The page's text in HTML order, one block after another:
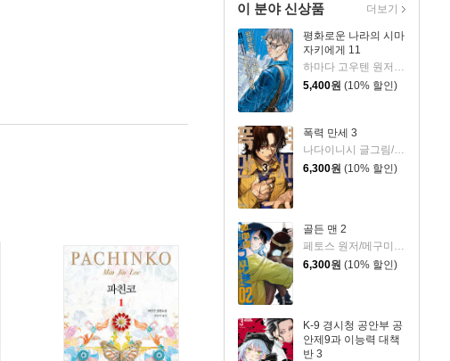
이 분야 신상품
평화로운 나라의 시마
자키에게 11
하마다 고우텐 원저/세시모 타케시 글그림
5,400원 (10% 할인)
폭력 만세 3
6,300원 (10% 할인)
골든 맨 2
6,300원 (10% 할인)
K-9 경시청 공안부 공
안제9과 이능력 대책
반 3
더보기